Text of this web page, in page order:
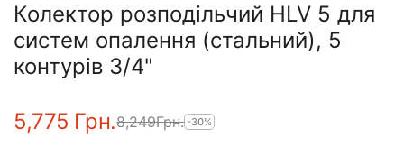
Колектор розподільчий HLV 5 для
систем опалення (стальний), 5
контурів 3/4"
5,775 Грн.8,249Грн. -30%